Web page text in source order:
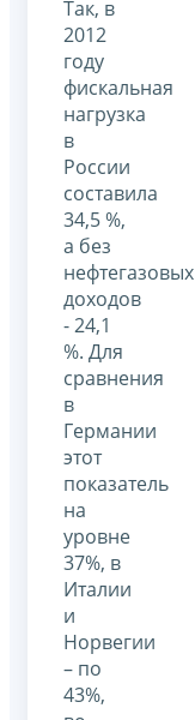
Так, в
2012
году
фискальная
нагрузка
в
России
составила
34,5 %,
а без
нефтегазовых
доходов
- 24,1
%. Для
сравнения
в
Германии
этот
показатель
на
уровне
37%, в
Италии
и
Норвегии
– по
43%,